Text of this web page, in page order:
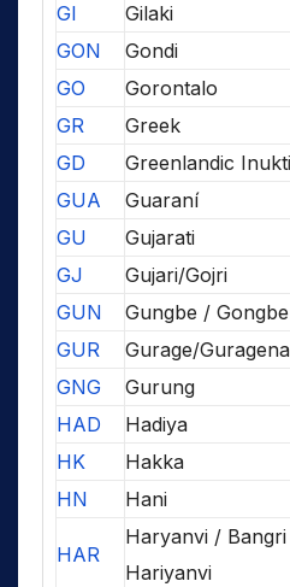
GI
Gilaki
GON
Gondi
GO
Gorontalo
GR
Greek
GD
Greenlandic
GUA
Guaraní
GU
Gujarati
GJ
Gujari/Gojri
GUN
Gungbe /
GUR
Gurage/Guragena
GNG
Gurung
HAD
Hadiya
HK
Hakka
HN
Hani
HAR
Haryanvi /
Hariyanvi